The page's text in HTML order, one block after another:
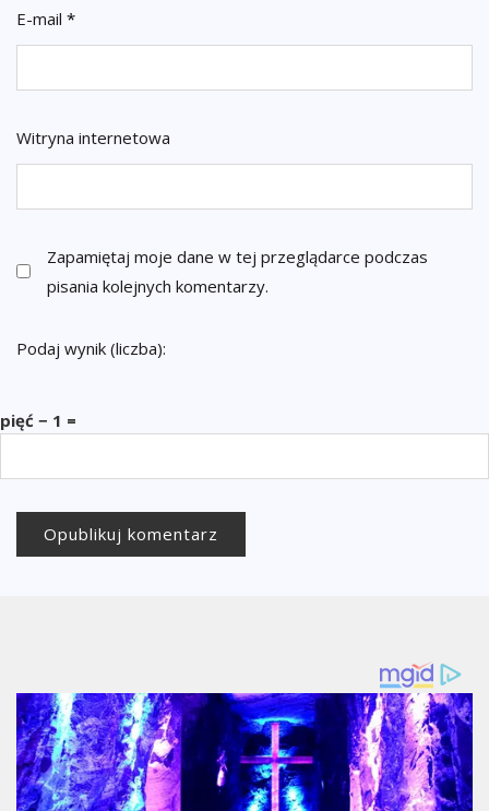
E-mail *
Witryna internetowa
Zapamiętaj moje dane w tej przeglądarce podczas
pisania kolejnych komentarzy.
Podaj wynik (liczba):
pięć − 1 =